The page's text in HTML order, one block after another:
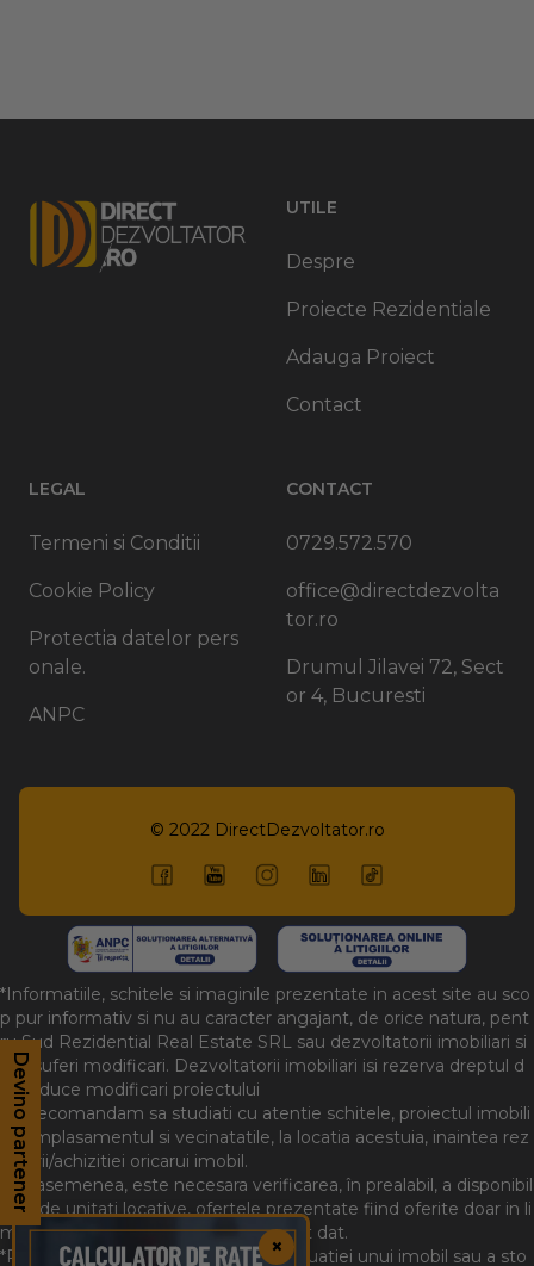
UTILE
Despre
Proiecte Rezidentiale
Adauga Proiect
Contact
LEGAL
Termeni si Conditii
Cookie Policy
Protectia datelor pers
onale.
ANPC
CONTACT
0729.572.570
office@directdezvolta
tor.ro
Drumul Jilavei 72, Sect
or 4, Bucuresti
© 2022 DirectDezvoltator.ro
*Informatiile, schitele si imaginile prezentate in acest site au sco
p pur informativ si nu au caracter angajant, de orice natura, pent
ru Sud Rezidential Real Estate SRL sau dezvoltatorii imobiliari si
pot suferi modificari. Dezvoltatorii imobiliari isi rezerva dreptul d
e a aduce modificari proiectului
*Va recomandam sa studiati cu atentie schitele, proiectul imobili
ar, amplasamentul si vecinatatile, la locatia acestuia, inaintea rez
ervarii/achizitiei oricarui imobil.
*De asemenea, este necesara verificarea, în prealabil, a disponibil
itatii de unitati locative, ofertele prezentate fiind oferite doar in li
mita stocului disponibil la un moment dat.
*Pentru o informare exacta asupra situatiei unui imobil sau a sto
Devino partener
Devino partener
×